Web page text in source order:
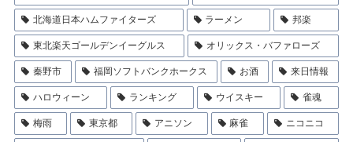
北海道日本ハムファイターズ ラーメン 邦楽
東北楽天ゴールデンイーグルス オリックス・バファローズ
秦野市 福岡ソフトバンクホークス お酒 来日情報
ハロウィーン ランキング ウイスキー 雀魂
梅雨 東京都 アニソン 麻雀 ニコニコ